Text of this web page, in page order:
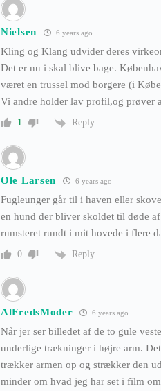
Nielsen 6 years ago
Kling og Klang udvider deres
Det er nu i skal blive bage.
været en trussel mod borgere (i
Vi andre holder lav profil,og prøver
1 Reply
Ole Larsen 6 years ago
Fugleunger går til i haven eller
en hund der bliver skoldet til døde
rumsteret rundt i mit hovede i flere
0 Reply
AlFredsModer 6 years ago
Når jer ser billedet af de to gule
underlige trækninger i højre arm.
trækker armen op og strækker den
minder om hvad jeg har set i film